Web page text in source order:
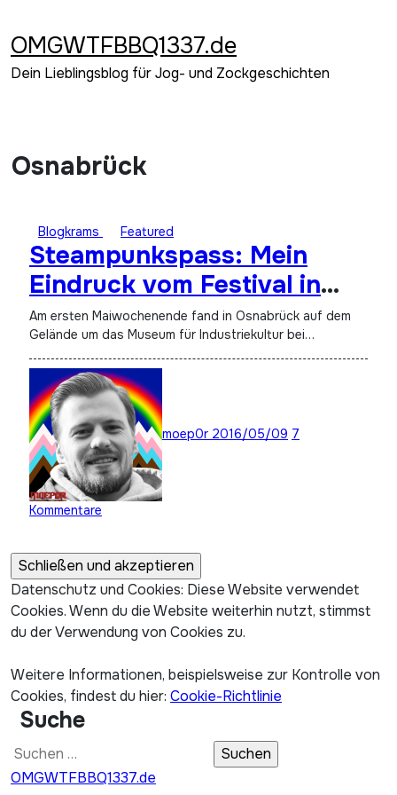
springen
OMGWTFBBQ1337.de
Dein Lieblingsblog für Jog- und Zockgeschichten
Osnabrück
Blogkrams Featured
Steampunkspass: Mein
Eindruck vom Festival in
Osnabrueck
Am ersten Maiwochenende fand in Osnabrück auf dem
Gelände um das Museum für Industriekultur bei…
moep0r 2016/05/09 7
Kommentare
Datenschutz und Cookies: Diese Website verwendet
Cookies. Wenn du die Website weiterhin nutzt, stimmst
du der Verwendung von Cookies zu.
Weitere Informationen, beispielsweise zur Kontrolle von
Cookies, findest du hier: Cookie-Richtlinie
Suche
Suchen
nach:
OMGWTFBBQ1337.de